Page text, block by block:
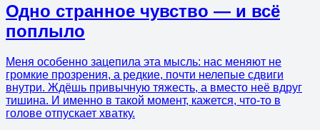
Одно странное чувство — и всё
поплыло
Меня особенно зацепила эта мысль: нас меняют не
громкие прозрения, а редкие, почти нелепые сдвиги
внутри. Ждёшь привычную тяжесть, а вместо неё вдруг
тишина. И именно в такой момент, кажется, что-то в
голове отпускает хватку.